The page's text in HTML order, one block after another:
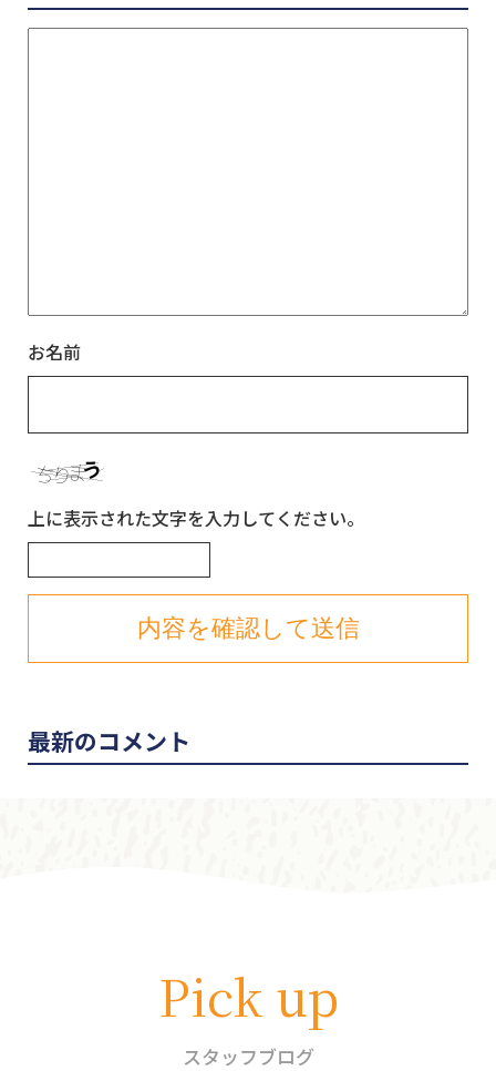
お名前
上に表示された文字を入力してください。
最新のコメント
Pick up
スタッフブログ